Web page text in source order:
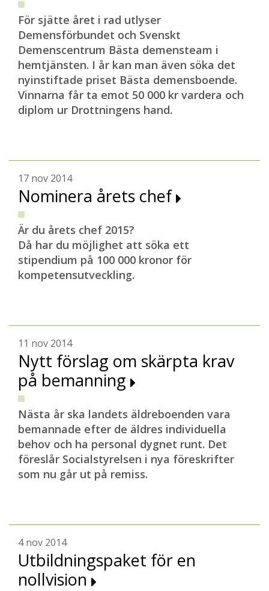
För sjätte året i rad utlyser
Demensförbundet och Svenskt
Demenscentrum Bästa demensteam i
hemtjänsten. I år kan man även söka det
nyinstiftade priset Bästa demensboende.
Vinnarna får ta emot 50 000 kr vardera och
diplom ur Drottningens hand.
17 nov 2014
Nominera årets chef
Är du årets chef 2015?
Då har du möjlighet att söka ett
stipendium på 100 000 kronor för
kompetensutveckling.
11 nov 2014
Nytt förslag om skärpta krav
på bemanning
Nästa år ska landets äldreboenden vara
bemannade efter de äldres individuella
behov och ha personal dygnet runt. Det
föreslår Socialstyrelsen i nya föreskrifter
som nu går ut på remiss.
4 nov 2014
Utbildningspaket för en
nollvision